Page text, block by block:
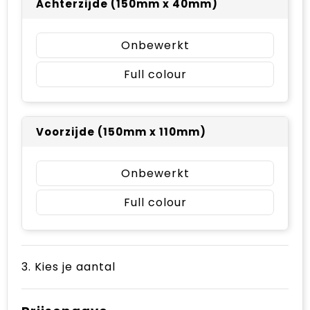
Achterzijde (150mm x 40mm)
Onbewerkt
Full colour
Voorzijde (150mm x 110mm)
Onbewerkt
Full colour
3. Kies je aantal